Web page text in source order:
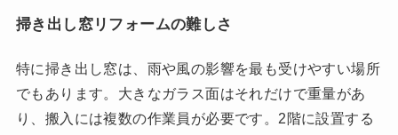
掃き出し窓リフォームの難しさ
特に掃き出し窓は、雨や風の影響を最も受けやすい場所
でもあります。大きなガラス面はそれだけで重量があ
り、搬入には複数の作業員が必要です。2階に設置する